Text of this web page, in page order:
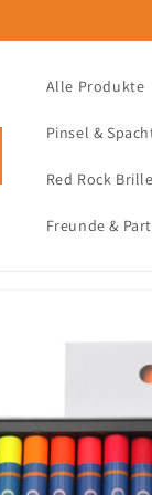
Alle Produkte
Pinsel &
Red Rock
Freunde &